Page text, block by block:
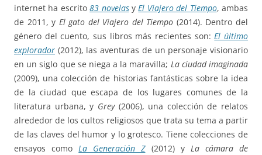
internet ha escrito83 novelasyEl Viajero del Tiempo, ambas
de 2011, y El gato del Viajero del Tiempo (2014). Dentro del
género del cuento, sus libros más recientes son:El último
explorador (2012), las aventuras de un personaje visionario
en un siglo que se niega a la maravilla; La ciudad imaginada
(2009), una colección de historias fantásticas sobre la idea
de la ciudad que escapa de los lugares comunes de la
literatura urbana, y Grey(2006), una colección de relatos
alrededor de los cultos religiosos que trata su tema a partir
de las claves del humor y lo grotesco. Tiene colecciones de
ensayos comoLa Generación Z(2012) y La cámara de